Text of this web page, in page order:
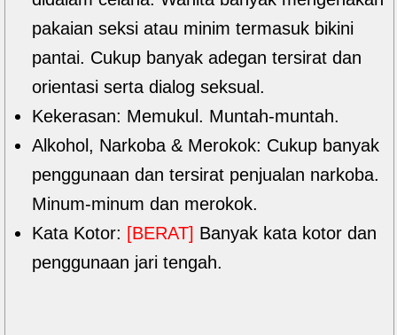
pakaian seksi atau minim termasuk bikini
pantai. Cukup banyak adegan tersirat dan
orientasi serta dialog seksual.
Kekerasan: Memukul. Muntah-muntah.
Alkohol, Narkoba & Merokok: Cukup banyak
penggunaan dan tersirat penjualan narkoba.
Minum-minum dan merokok.
Kata Kotor: [BERAT] Banyak kata kotor dan
penggunaan jari tengah.